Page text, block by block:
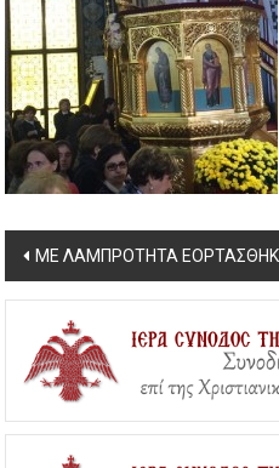
Post
navigation
ΜΕ ΛΑΜΠΡΟΤΗΤΑ